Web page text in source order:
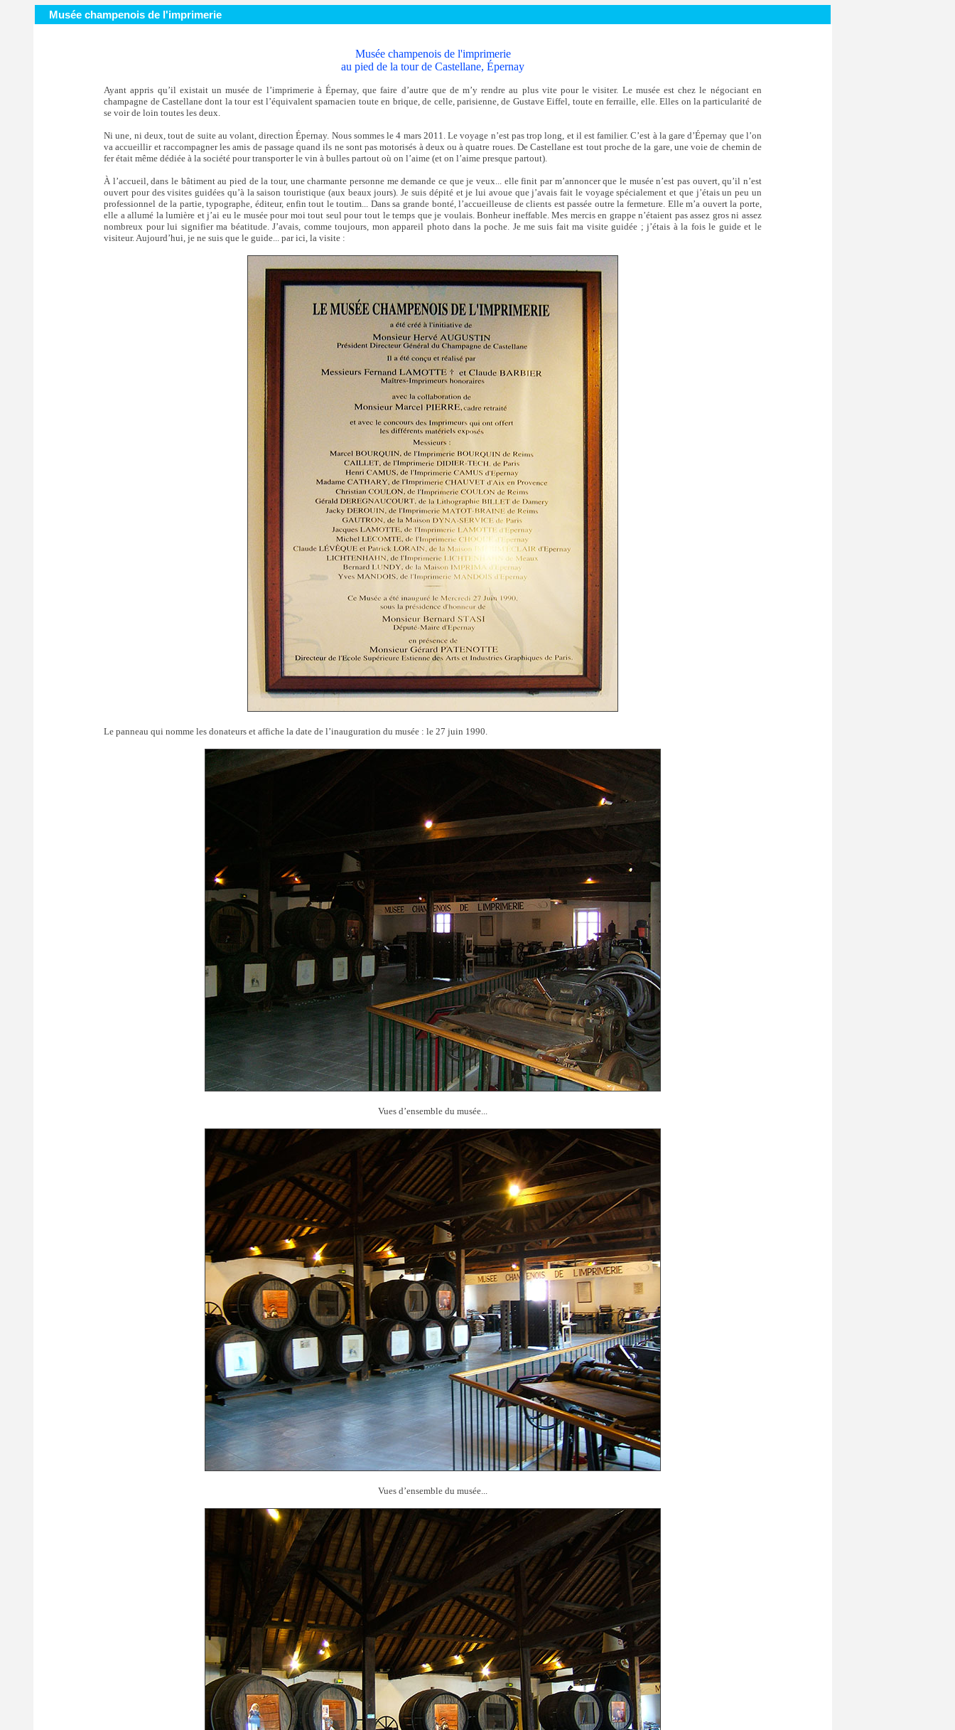
Musée champenois de l'imprimerie
Musée champenois de l'imprimerie
au pied de la tour de Castellane, Épernay
Ayant appris qu’il existait un musée de l’imprimerie à Épernay, que faire d’autre que de m’y rendre au plus vite pour le visiter. Le musée est chez le négociant en
champagne de Castellane dont la tour est l’équivalent sparnacien toute en brique, de celle, parisienne, de Gustave Eiffel, toute en ferraille, elle. Elles on la particularité de
se voir de loin toutes les deux.
Ni une, ni deux, tout de suite au volant, direction Épernay. Nous sommes le 4 mars 2011. Le voyage n’est pas trop long, et il est familier. C’est à la gare d’Épernay que l’on
va accueillir et raccompagner les amis de passage quand ils ne sont pas motorisés à deux ou à quatre roues. De Castellane est tout proche de la gare, une voie de chemin de
fer était même dédiée à la société pour transporter le vin à bulles partout où on l’aime (et on l’aime presque partout).
À l’accueil, dans le bâtiment au pied de la tour, une charmante personne me demande ce que je veux... elle finit par m’annoncer que le musée n’est pas ouvert, qu’il n’est
ouvert pour des visites guidées qu’à la saison touristique (aux beaux jours). Je suis dépité et je lui avoue que j’avais fait le voyage spécialement et que j’étais un peu un
professionnel de la partie, typographe, éditeur, enfin tout le toutim... Dans sa grande bonté, l’accueilleuse de clients est passée outre la fermeture. Elle m’a ouvert la porte,
elle a allumé la lumière et j’ai eu le musée pour moi tout seul pour tout le temps que je voulais. Bonheur ineffable. Mes mercis en grappe n’étaient pas assez gros ni assez
nombreux pour lui signifier ma béatitude. J’avais, comme toujours, mon appareil photo dans la poche. Je me suis fait ma visite guidée ; j’étais à la fois le guide et le
visiteur. Aujourd’hui, je ne suis que le guide... par ici, la visite :
Le panneau qui nomme les donateurs et affiche la date de l’inauguration du musée : le 27 juin 1990.
Vues d’ensemble du musée...
Vues d’ensemble du musée...